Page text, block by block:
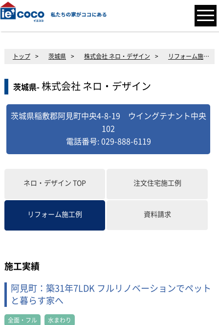
トップ > 茨城県 > 株式会社 ネロ・デザイン > リフォーム施工例
茨城県- 株式会社 ネロ・デザイン
茨城県稲敷郡阿見町中央4-8-19 ウイングテナント中央
102
電話番号: 029-888-6119
ネロ・デザインTOP 注文住宅施工例
リフォーム施工例 資料請求
施工実績
阿見町：築31年7LDK フルリノベーションでペット
と暮らす家へ
全面・フル 水まわり